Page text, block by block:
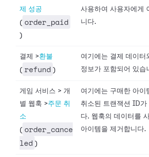
제 성공
( order_paid
)
사용하여 사용자에게
니다.
결제 >환불
( refund )
여기에는 결제 데이터
정보가 포함되어 있습
게임 서비스 > 개
별 웹훅 >주문 취
소
( order_cance
led )
여기에는 구매한 아이
취소된 트랜잭션 ID가
다. 웹훅의 데이터를
아이템을 제거합니다.